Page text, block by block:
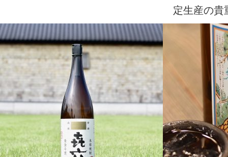
定生産の貴